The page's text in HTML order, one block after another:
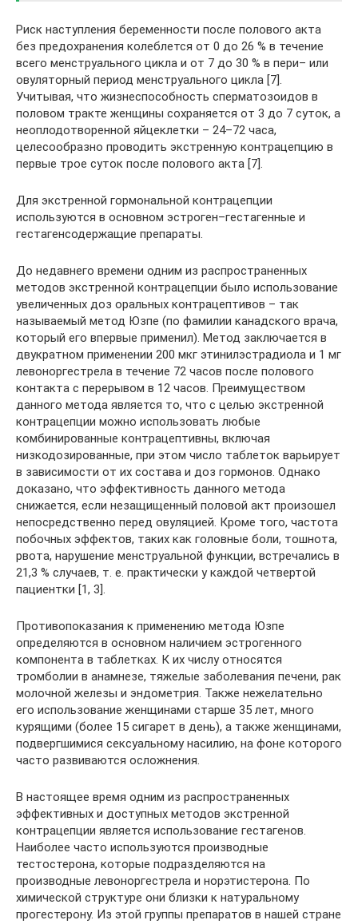
Риск наступления беременности после полового акта
без предохранения колеблется от 0 до 26 % в течение
всего менструального цикла и от 7 до 30 % в пери– или
овуляторный период менструального цикла [7].
Учитывая, что жизнеспособность сперматозоидов в
половом тракте женщины сохраняется от 3 до 7 суток, а
неоплодотворенной яйцеклетки – 24–72 часа,
целесообразно проводить экстренную контрацепцию в
первые трое суток после полового акта [7].
Для экстренной гормональной контрацепции
используются в основном эстроген–гестагенные и
гестагенсодержащие препараты.
До недавнего времени одним из распространенных
методов экстренной контрацепции было использование
увеличенных доз оральных контрацептивов – так
называемый метод Юзпе (по фамилии канадского врача,
который его впервые применил). Метод заключается в
двукратном применении 200 мкг этинилэстрадиола и 1 мг
левоноргестрела в течение 72 часов после полового
контакта с перерывом в 12 часов. Преимуществом
данного метода является то, что с целью экстренной
контрацепции можно использовать любые
комбинированные контрацептивны, включая
низкодозированные, при этом число таблеток варьирует
в зависимости от их состава и доз гормонов. Однако
доказано, что эффективность данного метода
снижается, если незащищенный половой акт произошел
непосредственно перед овуляцией. Кроме того, частота
побочных эффектов, таких как головные боли, тошнота,
рвота, нарушение менструальной функции, встречались в
21,3 % случаев, т. е. практически у каждой четвертой
пациентки [1, 3].
Противопоказания к применению метода Юзпе
определяются в основном наличием эстрогенного
компонента в таблетках. К их числу относятся
тромболии в анамнезе, тяжелые заболевания печени, рак
молочной железы и эндометрия. Также нежелательно
его использование женщинами старше 35 лет, много
курящими (более 15 сигарет в день), а также женщинами,
подвергшимися сексуальному насилию, на фоне которого
часто развиваются осложнения.
В настоящее время одним из распространенных
эффективных и доступных методов экстренной
контрацепции является использование гестагенов.
Наиболее часто используются производные
тестостерона, которые подразделяются на
производные левоноргестрела и норэтистерона. По
химической структуре они близки к натуральному
прогестерону. Из этой группы препаратов в нашей стране